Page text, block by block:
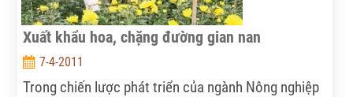
Xuất khẩu hoa, chặng đường gian nan
7-4-2011
Trong chiến lược phát triển của ngành Nông nghiệp